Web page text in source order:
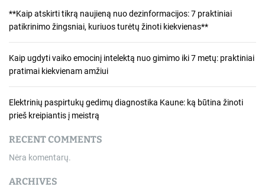
**Kaip atskirti tikrą naujieną nuo dezinformacijos: 7 praktiniai
patikrinimo žingsniai, kuriuos turėtų žinoti kiekvienas**
Kaip ugdyti vaiko emocinį intelektą nuo gimimo iki 7 metų: praktiniai
pratimai kiekvienam amžiui
Elektrinių paspirtukų gedimų diagnostika Kaune: ką būtina žinoti
prieš kreipiantis į meistrą
RECENT COMMENTS
Nėra komentarų.
ARCHIVES